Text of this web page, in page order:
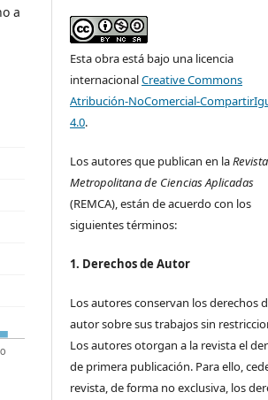
a
Esta obra está bajo una licencia
internacionalCreative Commons
Atribución-NoComercial-
4.0.
Los autores que publican en laRevista
Metropolitana de Ciencias Aplicadas
(REMCA), están de acuerdo con los
siguientes términos:
1. Derechos de Autor
Los autores conservan los derechos
autor sobre sus trabajos sin
Los autores otorgan a la revista el
de primera publicación. Para ello,
revista, de forma no exclusiva, los